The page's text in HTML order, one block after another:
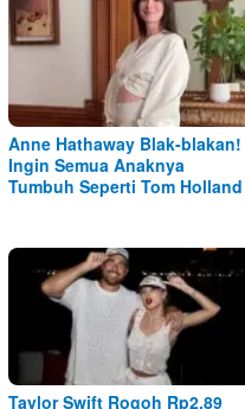
Anne Hathaway Blak-blakan!
Ingin Semua Anaknya
Tumbuh Seperti Tom Holland
Taylor Swift Rogoh Rp2,89